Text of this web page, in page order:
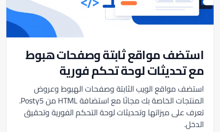
استضف مواقع ثابتة وصفحات هبوط
مع تحديثات لوحة تحكم فورية
استضف مواقع الويب الثابتة وصفحات الهبوط وعروض
المنتجات الخاصة بك مجانًا مع استضافة HTML من Posty5.
تعرف على ميزاتها وتحديثات لوحة التحكم الفورية وتحقيق
الدخل.